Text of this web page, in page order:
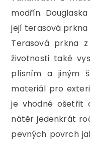
modřín.
její terasová prkna
Terasová prkna
životnosti také
plísním a jiným
materiál pro
je vhodné ošetřit
nátěr jedenkrát
pevných povrch